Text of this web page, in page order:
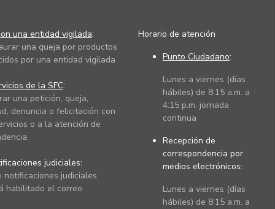
una entidad vigilada:
una queja por productos
por una entidad vigilada
de la SFC:
una petición, queja,
denuncia o felicitación con
o a la atención de
judiciales:
notificaciones judiciales
habilitado el correo
Horario de atención
Punto Ciudadano:
Lunes a viernes (días
hábiles) de 8:15 a.m. a
4:15 p.m. jornada
continua
Recepción de
correspondencia por
medios electrónicos:
Lunes a viernes (días
hábiles) de 8:15 a.m. a